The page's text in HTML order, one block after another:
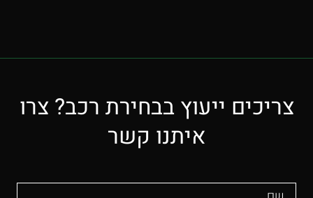
צריכים ייעוץ בבחירת רכב? צרו
איתנו קשר